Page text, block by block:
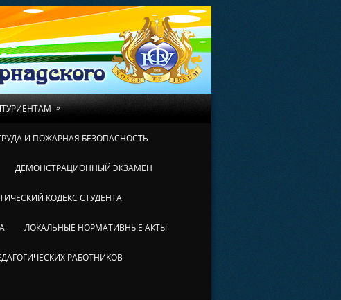
»
И ПОЖАРНАЯ БЕЗОПАСНОСТЬ
ДЕМОНСТРАЦИОННЫЙ ЭКЗАМЕН
КОДЕКС СТУДЕНТА
ЛОКАЛЬНЫЕ НОРМАТИВНЫЕ АКТЫ
РАБОТНИКОВ